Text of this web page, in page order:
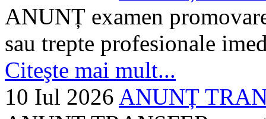
ANUNȚ examen
sau trepte profesionale
Citeşte mai mult...
10 Iul 2026 ANUNȚ